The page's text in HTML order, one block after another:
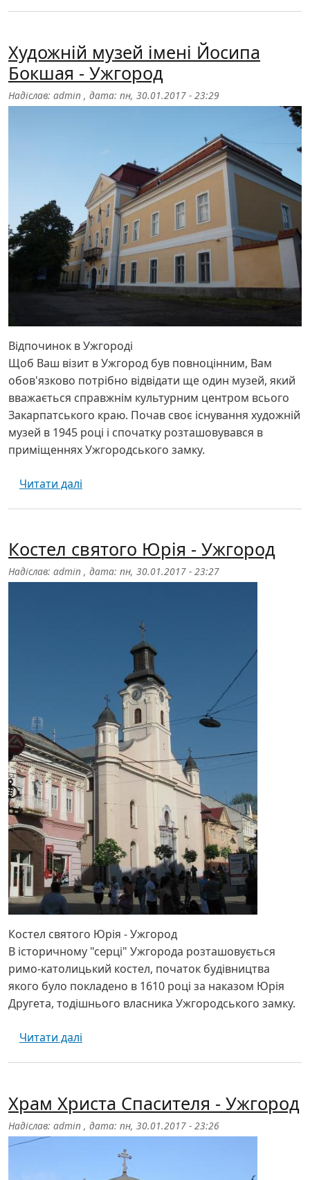
Художній музей імені Йосипа
Бокшая - Ужгород
Надіслав: admin , дата: пн, 30.01.2017 - 23:29
Відпочинок в Ужгороді
Щоб Ваш візит в Ужгород був повноцінним, Вам
обов'язково потрібно відвідати ще один музей, який
вважається справжнім культурним центром всього
Закарпатського краю. Почав своє існування художній
музей в 1945 році і спочатку розташовувався в
приміщеннях Ужгородського замку.
Читати далі
Костел святого Юрія - Ужгород
Надіслав: admin , дата: пн, 30.01.2017 - 23:27
Костел святого Юрія - Ужгород
В історичному "серці" Ужгорода розташовується
римо-католицький костел, початок будівництва
якого було покладено в 1610 році за наказом Юрія
Другета, тодішнього власника Ужгородського замку.
Читати далі
Храм Христа Спасителя - Ужгород
Надіслав: admin , дата: пн, 30.01.2017 - 23:26